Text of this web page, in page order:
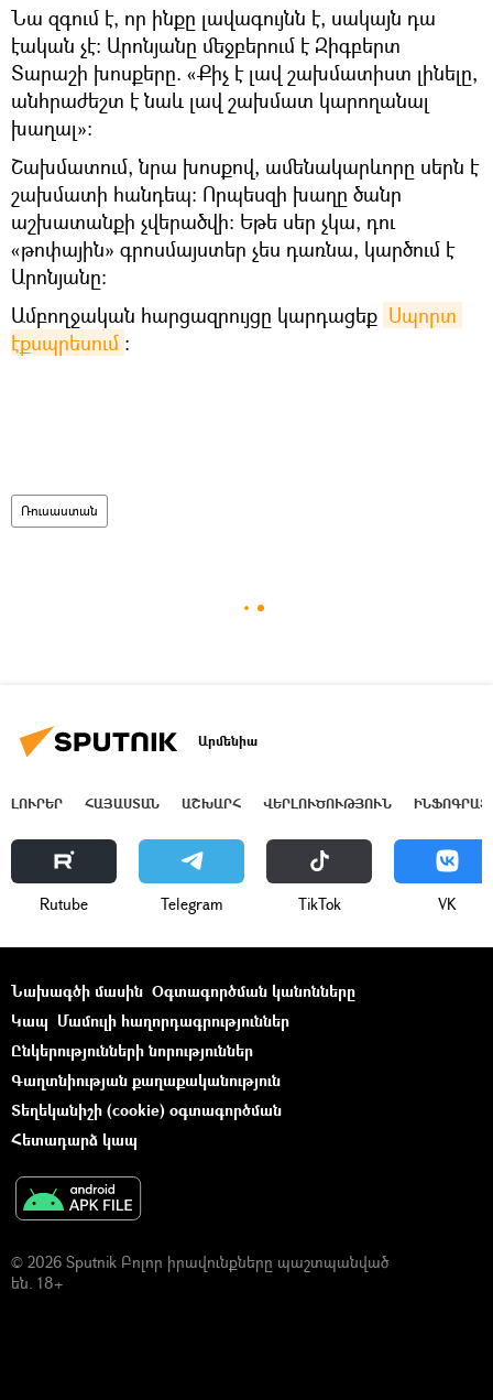
Նա զգում է, որ ինքը լավագույնն է, սակայն դա
էական չէ։ Արոնյանը մեջբերում է Զիգբերտ
Տարաշի խոսքերը. «Քիչ է լավ շախմատիստ լինելը,
անհրաժեշտ է նաև լավ շախմատ կարողանալ
խաղալ»։
Շախմատում, նրա խոսքով, ամենակարևորը սերն է
շախմատի հանդեպ։ Որպեսզի խաղը ծանր
աշխատանքի չվերածվի։ Եթե սեր չկա, դու
«թոփային» գրոսմայստեր չես դառնա, կարծում է
Արոնյանը։
Ամբողջական հարցազրույցը կարդացեք Սպորտ
էքսպրեսում ։
Ռուսաստան
Արմենիա
ԼՈՒՐԵՐ ՀԱՅԱՍՏԱՆ ԱՇԽԱՐՀ ՎԵՐԼՈՒԾՈՒԹՅՈՒՆ
Rutube Telegram ТikТоk VK
Նախագծի մասին Օգտագործման կանոնները
Կապ Մամուլի հաղորդագրություններ
Ընկերությունների նորություններ
Գաղտնիության քաղաքականություն
Տեղեկանիշի (cookie) օգտագործման
Հետադարձ կապ
© 2026 Sputnik Բոլոր իրավունքները պաշտպանված
են. 18+